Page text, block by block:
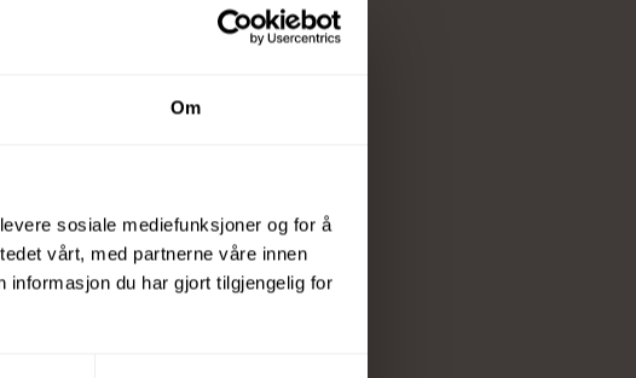
Om
sosiale mediefunksjoner og for å
vårt, med partnerne våre innen
informasjon du har gjort tilgjengelig for
tjenester, for eksempel med: